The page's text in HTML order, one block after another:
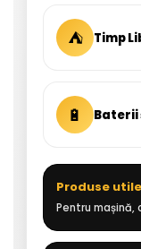
⛺ Timp
🔋 Baterii
Produse utile
Pentru